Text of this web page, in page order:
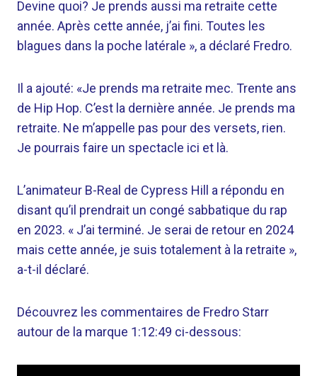
Devine quoi? Je prends aussi ma retraite cette
année. Après cette année, j’ai fini. Toutes les
blagues dans la poche latérale », a déclaré Fredro.
Il a ajouté: «Je prends ma retraite mec. Trente ans
de Hip Hop. C’est la dernière année. Je prends ma
retraite. Ne m’appelle pas pour des versets, rien.
Je pourrais faire un spectacle ici et là.
L’animateur B-Real de Cypress Hill a répondu en
disant qu’il prendrait un congé sabbatique du rap
en 2023. « J’ai terminé. Je serai de retour en 2024
mais cette année, je suis totalement à la retraite »,
a-t-il déclaré.
Découvrez les commentaires de Fredro Starr
autour de la marque 1:12:49 ci-dessous: